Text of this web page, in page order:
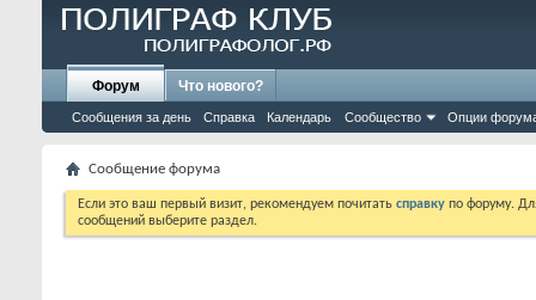
Форум
Сообщения за день Справка Календарь Сообщество Опции
Что нового?
Сообщение форума
Если это ваш первый визит, рекомендуем почитать справку по форуму.
сообщений выберите раздел.